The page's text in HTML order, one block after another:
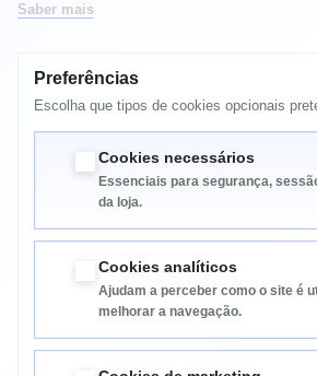
MAIS INFORMAÇÃO
Informação
Saber mais
Preferências
Escolha que tipos de cookies opcionais
Cookies necessários
Essenciais para segurança,
da loja.
Cookies analíticos
Ajudam a perceber como o site é
melhorar a navegação.